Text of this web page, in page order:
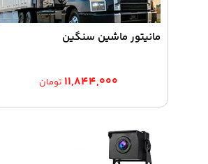
مانیتور ماشین سنگین
۱۱,۸۴۴,۰۰۰ تومان